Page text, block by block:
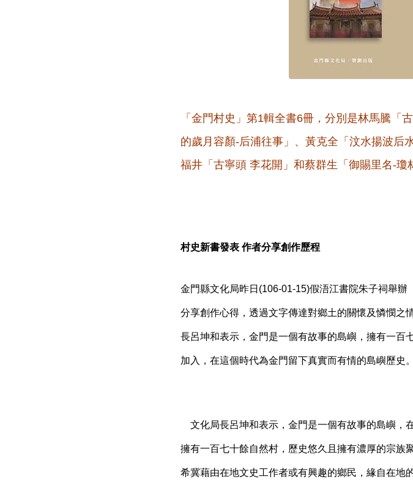
「金門村史」第1輯全書6冊，分別是林馬騰「
的歲月容顏-后浦往事」、黃克全「汶水揚波后
福井「古寧頭 李花開」和蔡群生「御賜里名-瓊
村史新書發表 作者分享創作歷程
金門縣文化局昨日(106-01-15)假浯江書院朱子祠舉
分享創作心得，透過文字傳達對鄉土的關懷及憐憫之
長呂坤和表示，金門是一個有故事的島嶼，擁有一百
加入，在這個時代為金門留下真實而有情的島嶼歷史。
文化局長呂坤和表示，金門是一個有故事的島嶼，
擁有一百七十餘自然村，歷史悠久且擁有濃厚的宗族
希冀藉由在地文史工作者或有興趣的鄉民，緣自在地